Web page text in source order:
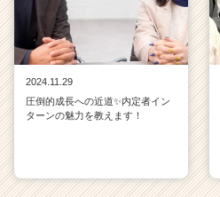
2024.11.29
圧倒的成長への近道✨内定者イン
ターンの魅力を教えます！